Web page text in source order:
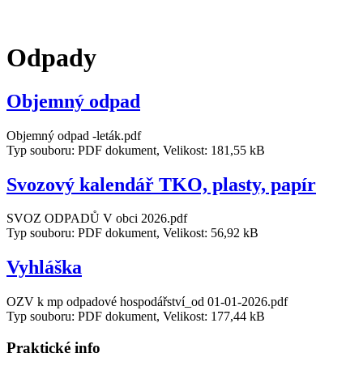
Odpady
Objemný odpad
Objemný odpad -leták.pdf
Typ souboru: PDF dokument, Velikost: 181,55 kB
Svozový kalendář TKO, plasty, papír
SVOZ ODPADŮ V obci 2026.pdf
Typ souboru: PDF dokument, Velikost: 56,92 kB
Vyhláška
OZV k mp odpadové hospodářství_od 01-01-2026.pdf
Typ souboru: PDF dokument, Velikost: 177,44 kB
Praktické info